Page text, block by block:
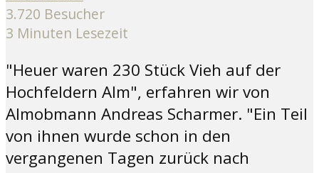
3.720 Besucher
3 Minuten Lesezeit
"Heuer waren 230 Stück Vieh auf der
Hochfeldern Alm", erfahren wir von
Almobmann Andreas Scharmer. "Ein Teil
von ihnen wurde schon in den
vergangenen Tagen zurück nach